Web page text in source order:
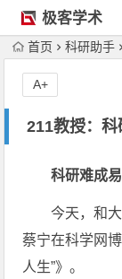
极客学术
首页 科研助手
211教授：科
A+
科研难成
今天，和
蔡宁在科学网
人生”》。